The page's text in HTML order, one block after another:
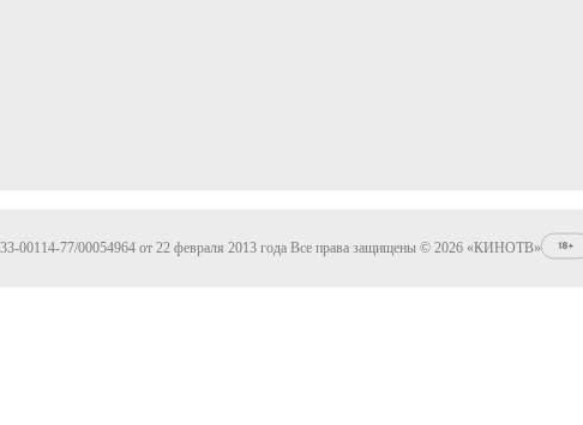
77/00054964 от 22 февраля 2013 года Все права защищены © 2026 «КИНОТВ»